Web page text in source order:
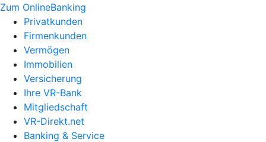
Zum OnlineBanking
Privatkunden
Firmenkunden
Vermögen
Immobilien
Versicherung
Ihre VR-Bank
Mitgliedschaft
VR-Direkt.net
Banking & Service